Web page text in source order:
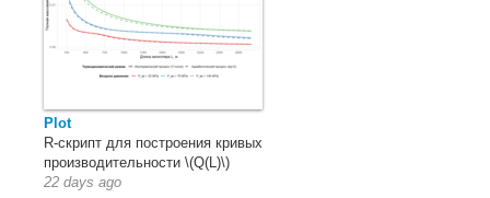
Plot
R-скрипт для построения кривых
производительности \(Q(L)\)
22 days ago